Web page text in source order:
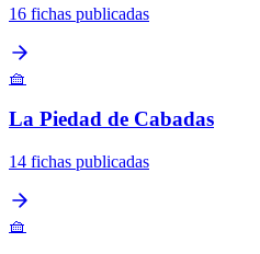
16 fichas publicadas
🧺
La Piedad de Cabadas
14 fichas publicadas
🧺